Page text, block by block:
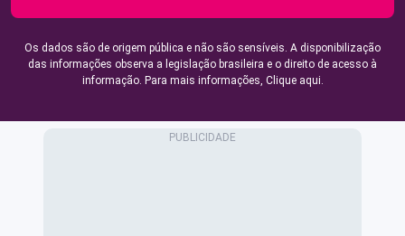
Os dados são de origem pública e não são sensíveis. A disponibilização
das informações observa a legislação brasileira e o direito de acesso à
informação. Para mais informações, Clique aqui.